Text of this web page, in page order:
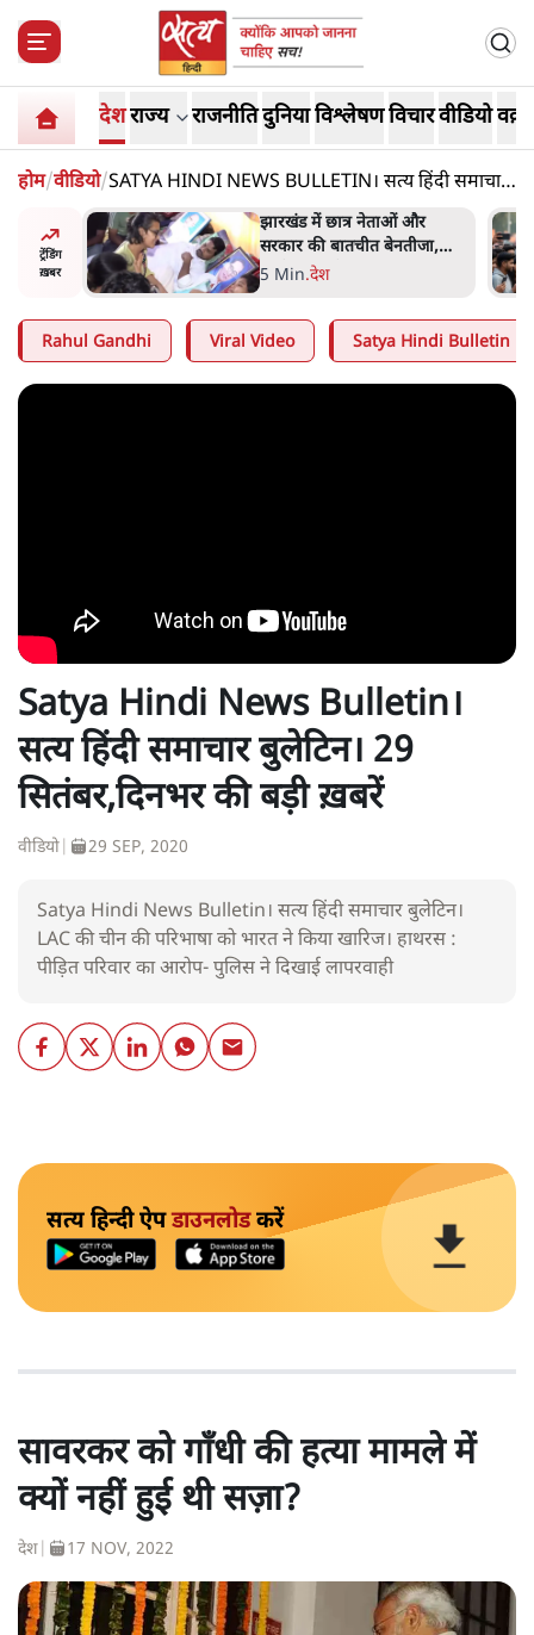
देशराज्य राजनीतिदुनियाविश्लेषणविचारवीडियो
होम/वीडियो/SATYA HINDI NEWS BULLETIN। सत्य हिंदी समाचार
बुलेटिन। 29 सितंबर,दिनभर की बड़ी ख़बरें
ट्रेंडिंग
ख़बर
'Kya
चुनाव
झारखंड में छात्र नेताओं और
सरकार की बातचीत बेनतीजा,
आंदोलन जारी
5 Min.देश
Rahul Gandhi Viral Video Satya Hindi Bulletin
Satya Hindi News Bulletin।
सत्य हिंदी समाचार बुलेटिन। 29
सितंबर,दिनभर की बड़ी ख़बरें
वीडियो 29 SEP, 2020
Satya Hindi News Bulletin। सत्य हिंदी समाचार बुलेटिन।
LAC की चीन की परिभाषा को भारत ने किया खारिज। हाथरस :
पीड़ित परिवार का आरोप- पुलिस ने दिखाई लापरवाही
सत्य हिन्दी ऐपडाउनलोडकरें
सावरकर को गाँधी की हत्या मामले में
क्यों नहीं हुई थी सज़ा?
देश 17 NOV, 2022